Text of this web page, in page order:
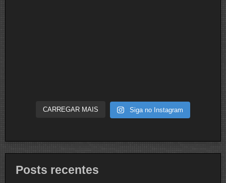
CARREGAR MAIS Siga no Instagram
Posts recentes